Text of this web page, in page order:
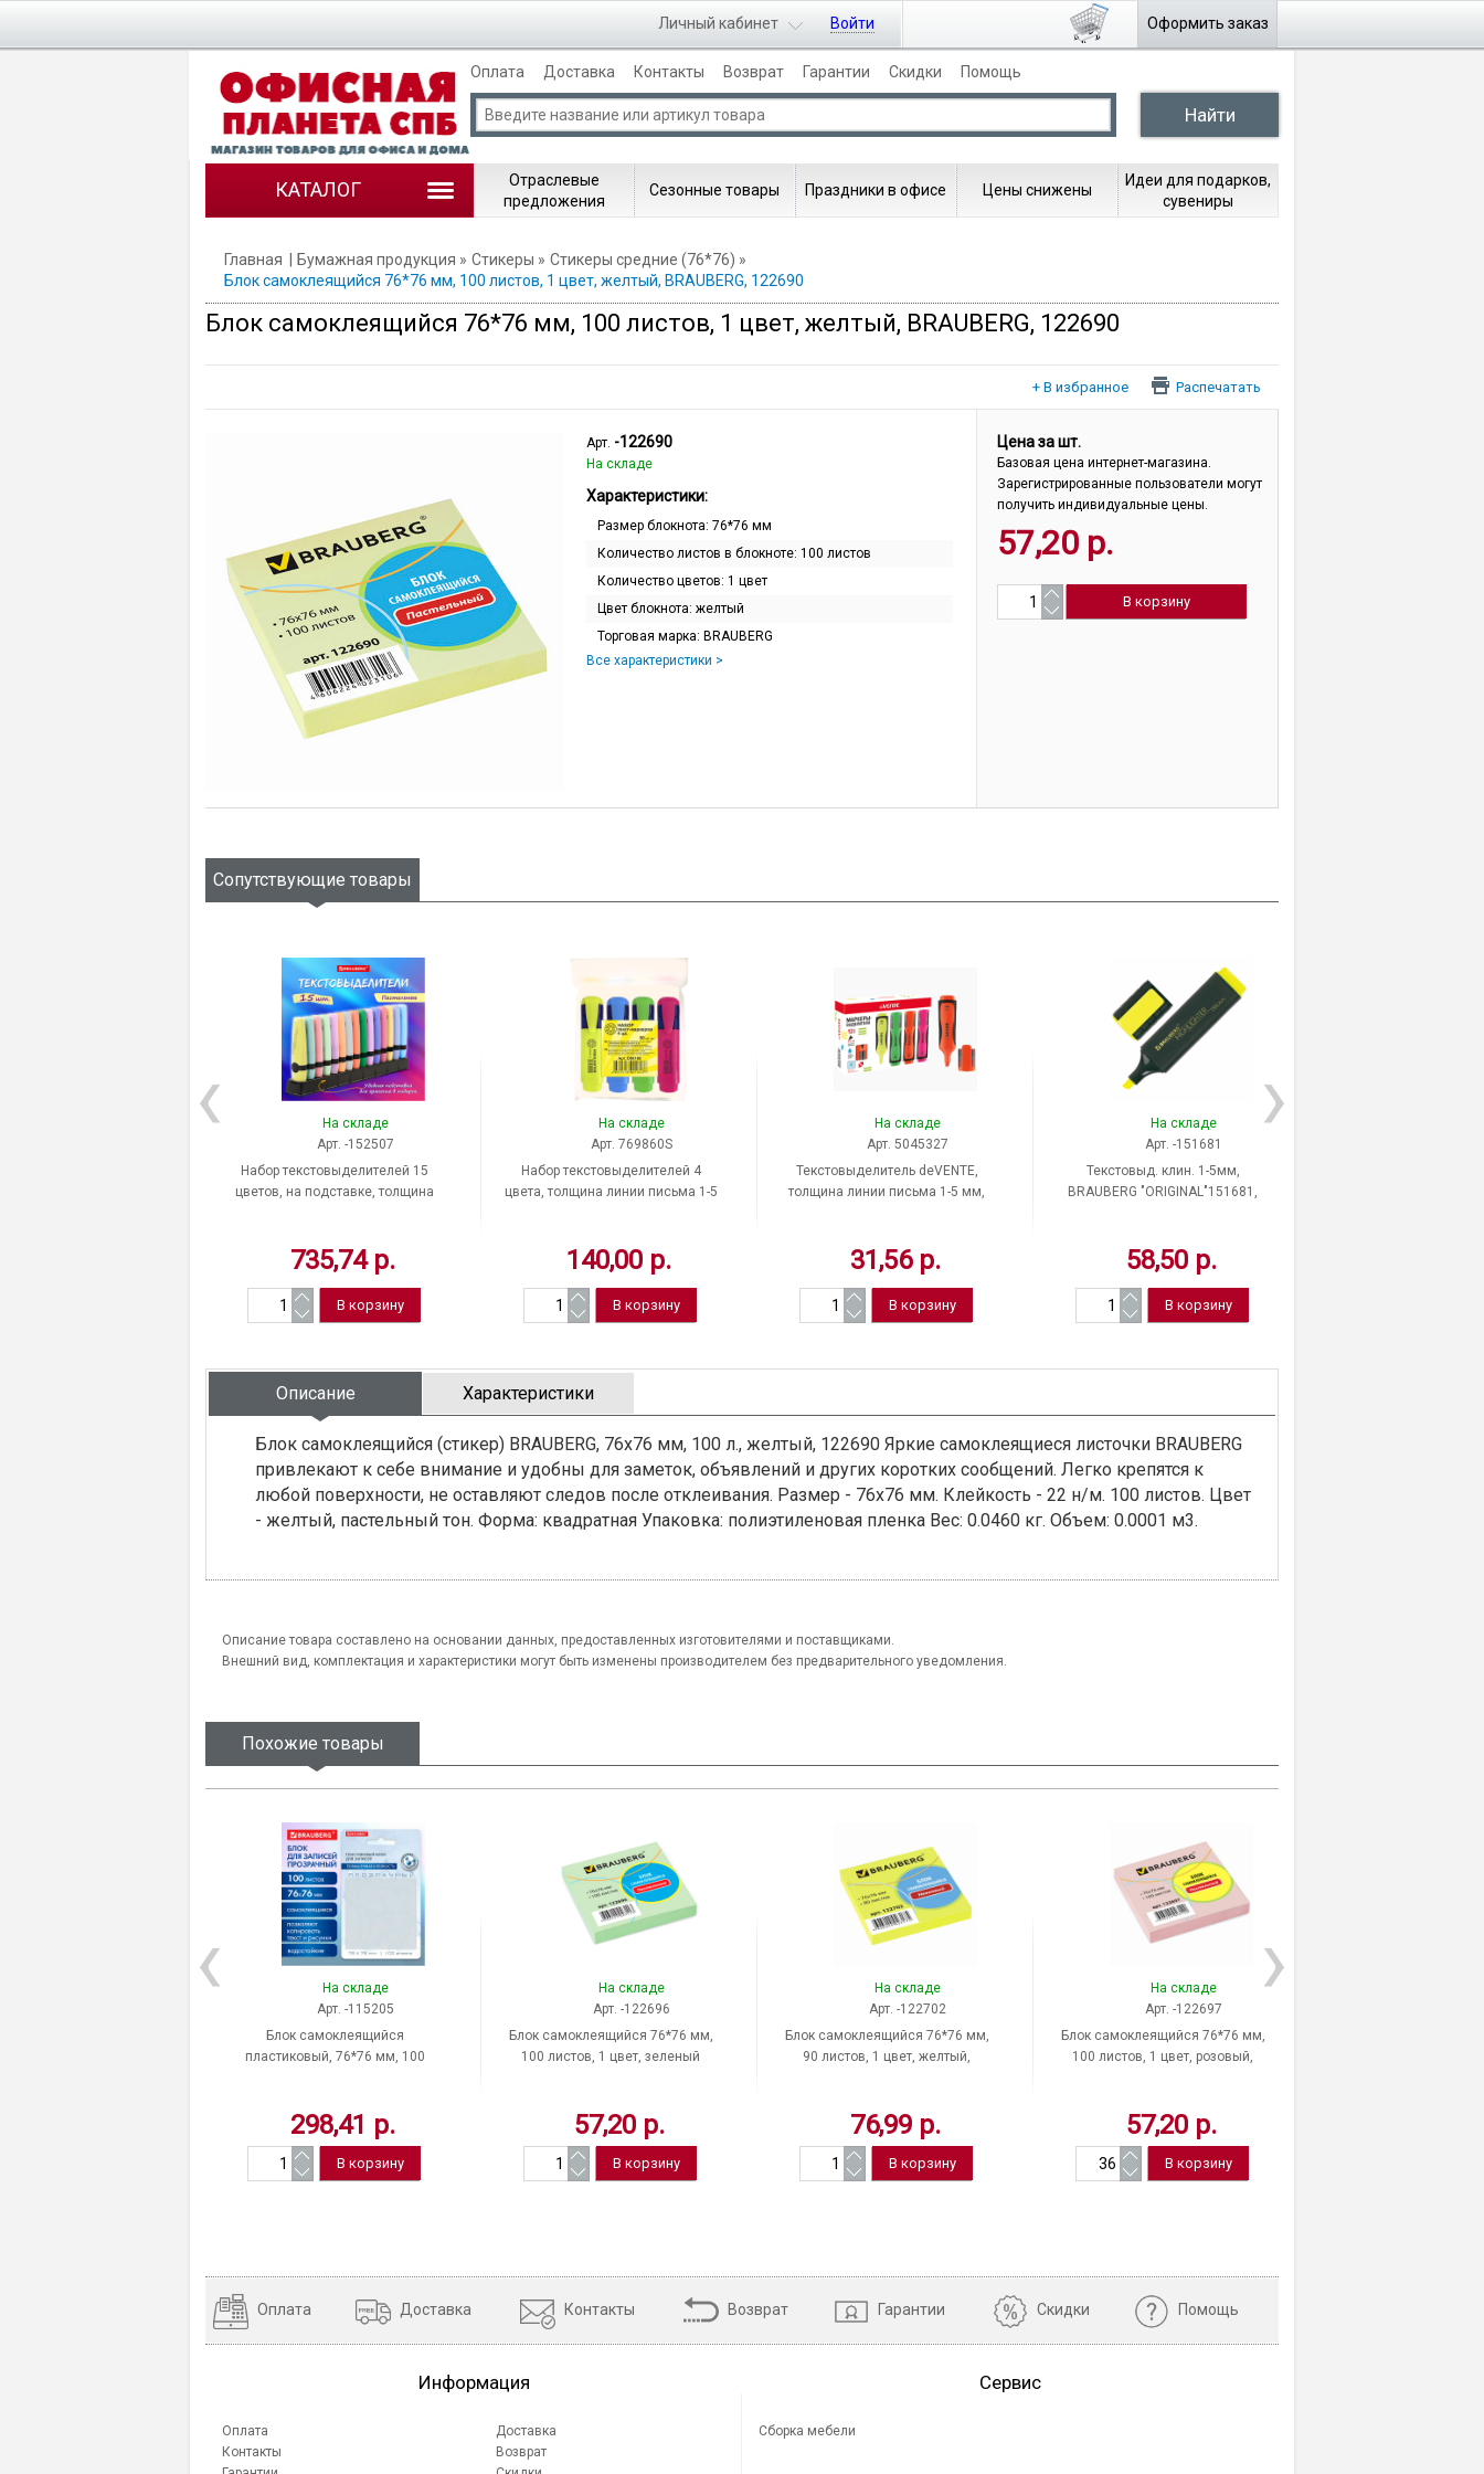
Оформить заказ
Войти
Личный кабинет
Оплата Доставка Контакты Возврат Гарантии Скидки Помощь
КАТАЛОГ
Отраслевые
предложения
Сезонные товары Праздники в офисе Цены снижены
Идеи для подарков,
сувениры
Главная Бумажная продукция Стикеры
Стикеры средние (76*76)
Блок самоклеящийся 76*76 мм, 100 листов, 1 цвет, желтый, BRAUBERG, 122690
Блок самоклеящийся 76*76 мм, 100 листов, 1 цвет, желтый, BRAUBERG, 122690
Распечатать
Арт. -122690
На складе
Характеристики:
Размер блокнота: 76*76 мм
Количество листов в блокноте: 100 листов
Количество цветов: 1 цвет
Цвет блокнота: желтый
Торговая марка: BRAUBERG
Все характеристики >
Цена за шт.
Базовая цена интернет-магазина.
Зарегистрированные пользователи могут
получить индивидуальные цены.
57,20 р.
Сопутствующие товары
На складе
Арт. -152507
Набор текстовыделителей 15
цветов, на подставке, толщина
Китай
735,74 р.
На складе
Арт. 769860S
Набор текстовыделителей 4
цвета, толщина линии письма 1-5
140,00 р.
На складе
Арт. 5045327
Текстовыделитель deVENTE,
толщина линии письма 1-5 мм,
31,56 р.
На складе
Арт. -151681
Текстовыд. клин. 1-5мм,
BRAUBERG "ORIGINAL"151681,
58,50 р.
Описание Характеристики
Блок самоклеящийся (стикер) BRAUBERG, 76х76 мм, 100 л., желтый, 122690 Яркие самоклеящиеся листочки BRAUBERG
привлекают к себе внимание и удобны для заметок, объявлений и других коротких сообщений. Легко крепятся к
любой поверхности, не оставляют следов после отклеивания. Размер - 76х76 мм. Клейкость - 22 н/м. 100 листов. Цвет
- желтый, пастельный тон. Форма: квадратная Упаковка: полиэтиленовая пленка Вес: 0.0460 кг. Объем: 0.0001 м3.
Описание товара составлено на основании данных, предоставленных изготовителями и поставщиками.
Внешний вид, комплектация и характеристики могут быть изменены производителем без предварительного уведомления.
Похожие товары
На складе
Арт. -115205
Блок самоклеящийся
пластиковый, 76*76 мм, 100
298,41 р.
На складе
Арт. -122696
Блок самоклеящийся 76*76 мм,
100 листов, 1 цвет, зеленый
57,20 р.
На складе
Арт. -122702
Блок самоклеящийся 76*76 мм,
90 листов, 1 цвет, желтый,
76,99 р.
На складе
Арт. -122697
Блок самоклеящийся 76*76 мм,
100 листов, 1 цвет, розовый,
57,20 р.
Оплата Доставка Контакты Возврат Гарантии Скидки Помощь
Информация
Оплата
Контакты
Доставка
Возврат
Сервис
Сборка мебели